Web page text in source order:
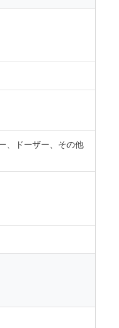
、ドーザー、その他